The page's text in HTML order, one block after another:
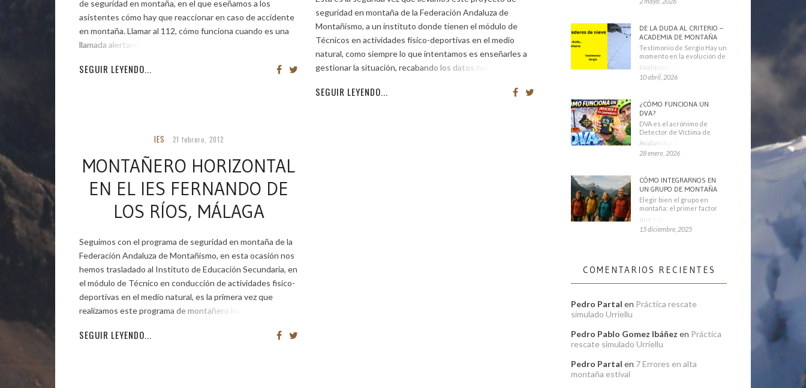
de seguridad en montaña, en el que eseñamos a los
asistentes cómo hay que reaccionar en caso de accidente
en montaña. Llamar al 112, cómo funciona cuando es una
llamada alertando sobre
SEGUIR LEYENDO...
seguridad en montaña de la Federación Andaluza de
Montañismo, a un instituto donde tienen el módulo de
Técnicos en actividades físico-deportivas en el medio
natural, como siempre lo que intentamos es enseñarles a
gestionar la situación, recabando los datos necesarios
SEGUIR LEYENDO...
IES 21 febrero, 2012
MONTAÑERO HORIZONTAL
EN EL IES FERNANDO DE
LOS RÍOS, MÁLAGA
Seguimos con el programa de seguridad en montaña de la
Federación Andaluza de Montañismo, en esta ocasión nos
hemos trasladado al Instituto de Educación Secundaria, en
el módulo de Técnico en conducción de actividades fisico-
deportivas en el medio natural, es la primera vez que
realizamos este programa de montañero horizontal,
SEGUIR LEYENDO...
DE LA DUDA AL CRITERIO –
ACADEMIA DE MONTAÑA
Testimonio de Sergio Hay un
momento en la evolución de
cualquier montañero
10 abril, 2026
¿CÓMO FUNCIONA UN
DVA?
DVA es el acrónimo de
Detector de Víctima de
Avalancha. También se
28 enero, 2026
CÓMO INTEGRARNOS EN
UN GRUPO DE MONTAÑA
Elegir bien el grupo en
montaña: el primer factor
que condiciona tu
15 diciembre, 2025
COMENTARIOS RECIENTES
Pedro Partal en Práctica rescate
simulado Urriellu
Pedro Pablo Gomez Ibáñez en Práctica
rescate simulado Urriellu
Pedro Partal en 7 Errores en alta
montaña estival